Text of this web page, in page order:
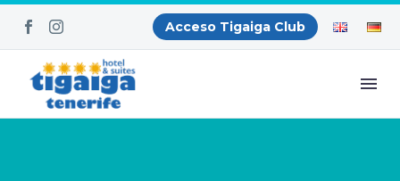
Acceso Tigaiga Club